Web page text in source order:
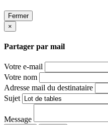
Fermer
×
Partager par mail
Votre e-mail
Votre nom
Adresse mail du destinataire
Sujet
Message